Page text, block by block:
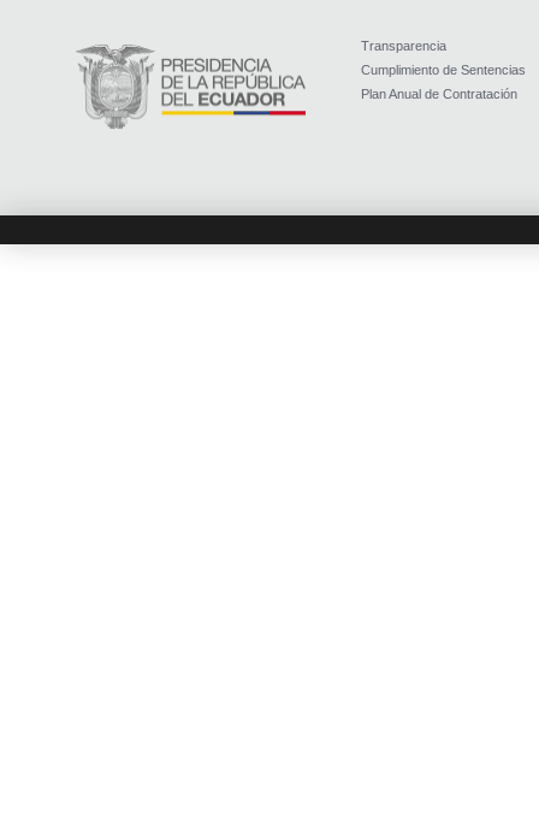
Transparencia
Cumplimiento de Sentencias
Plan Anual de Contratación